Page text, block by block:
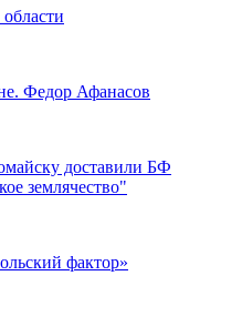
Федор Афанасов
доставили БФ
землячество"
фактор»